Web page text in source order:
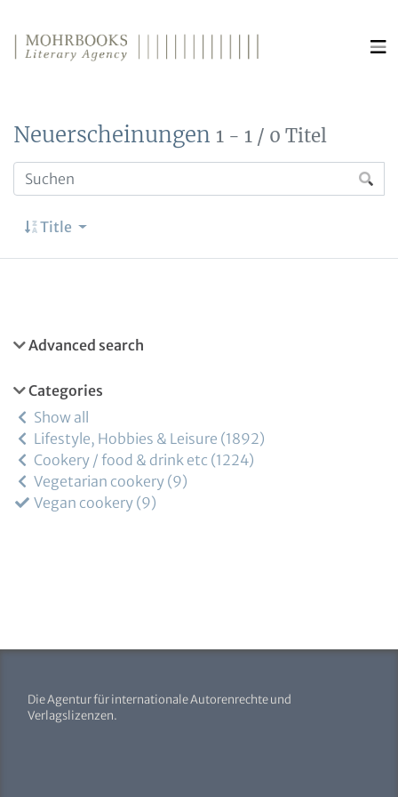
Neuerscheinungen 1 - 1 / 0 Titel
Title
Advanced search
Categories
Show all
Lifestyle, Hobbies & Leisure 1892
Cookery / food & drink etc 1224
Vegetarian cookery 9
Vegan cookery 9
Die Agentur für internationale Autorenrechte und
Verlagslizenzen.